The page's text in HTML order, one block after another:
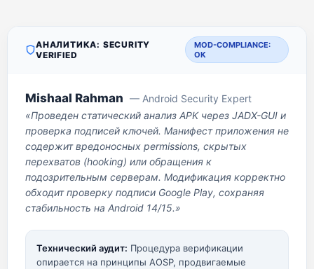
АНАЛИТИКА: SECURITY
VERIFIED
MOD-COMPLIANCE:
OK
Mishaal Rahman — Android Security Expert
«Проведен статический анализ APK через JADX-GUI и
проверка подписей ключей. Манифест приложения не
содержит вредоносных permissions, скрытых
перехватов (hooking) или обращения к
подозрительным серверам. Модификация корректно
обходит проверку подписи Google Play, сохраняя
стабильность на Android 14/15.»
Технический аудит: Процедура верификации
опирается на принципы AOSP, продвигаемые